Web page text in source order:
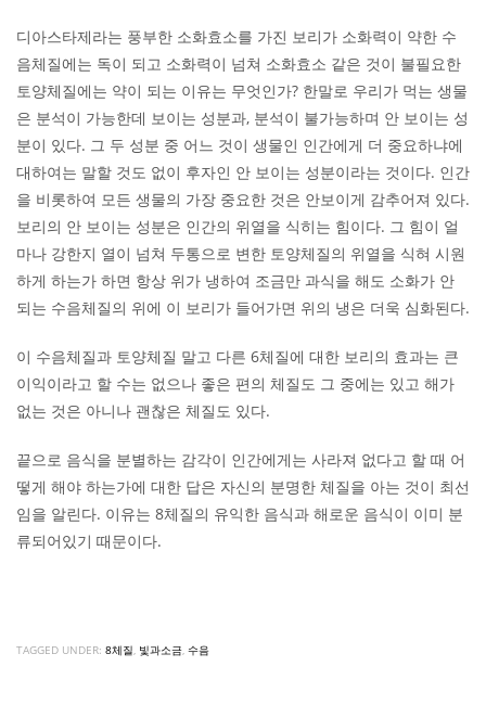
디아스타제라는 풍부한 소화효소를 가진 보리가 소화력이 약한 수
음체질에는 독이 되고 소화력이 넘쳐 소화효소 같은 것이 불필요한
토양체질에는 약이 되는 이유는 무엇인가? 한말로 우리가 먹는 생물
은 분석이 가능한데 보이는 성분과, 분석이 불가능하며 안 보이는 성
분이 있다. 그 두 성분 중 어느 것이 생물인 인간에게 더 중요하냐에
대하여는 말할 것도 없이 후자인 안 보이는 성분이라는 것이다. 인간
을 비롯하여 모든 생물의 가장 중요한 것은 안보이게 감추어져 있다.
보리의 안 보이는 성분은 인간의 위열을 식히는 힘이다. 그 힘이 얼
마나 강한지 열이 넘쳐 두통으로 변한 토양체질의 위열을 식혀 시원
하게 하는가 하면 항상 위가 냉하여 조금만 과식을 해도 소화가 안
되는 수음체질의 위에 이 보리가 들어가면 위의 냉은 더욱 심화된다.
이 수음체질과 토양체질 말고 다른 6체질에 대한 보리의 효과는 큰
이익이라고 할 수는 없으나 좋은 편의 체질도 그 중에는 있고 해가
없는 것은 아니나 괜찮은 체질도 있다.
끝으로 음식을 분별하는 감각이 인간에게는 사라져 없다고 할 때 어
떻게 해야 하는가에 대한 답은 자신의 분명한 체질을 아는 것이 최선
임을 알린다. 이유는 8체질의 유익한 음식과 해로운 음식이 이미 분
류되어있기 때문이다.
TAGGED UNDER: 8체질, 빛과소금, 수음